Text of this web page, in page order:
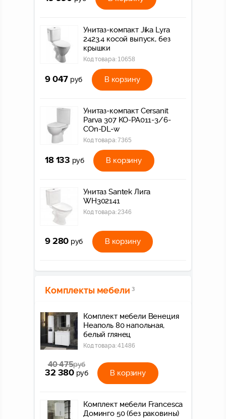
Унитаз-компакт Jika Lyra
2423.4 косой выпуск, без
крышки
Код товара: 10658
9 047 руб В корзину
Унитаз-компакт Cersanit
Parva 307 KO-PA011-3/6-
COn-DL-w
Код товара:7365
18 133 руб В корзину
Унитаз Santek Лига
WH302141
Код товара:2346
9 280 руб В корзину
Комплекты мебели 3
Комплект мебели Венеция
Неаполь 80 напольная,
белый глянец
Код товара:41486
40 475руб
32 380 руб В корзину
Комплект мебели Francesca
Доминго 50 (без раковины)